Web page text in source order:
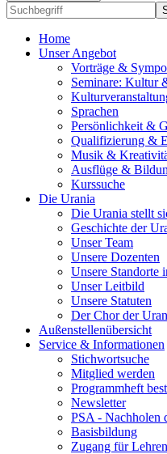
Home
Unser Angebot
Vorträge &
Seminare: Kultur
Sprachen
Persönlichkeit &
Qualifizierung &
Musik &
Ausflüge &
Kurssuche
Die Urania
Die Urania stellt
Geschichte der
Unser Team
Unsere Dozenten
Unsere Standorte
Unser Leitbild
Unsere Statuten
Der Chor der
Außenstellenübersicht
Service & Informationen
Stichwortsuche
Mitglied werden
Programmheft
Newsletter
PSA - Nachholen
Basisbildung
Zugang für